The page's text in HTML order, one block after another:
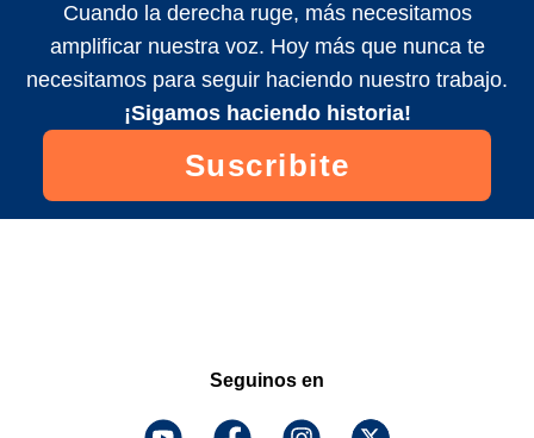
Cuando la derecha ruge, más necesitamos
amplificar nuestra voz. Hoy más que nunca te
necesitamos para seguir haciendo nuestro trabajo.
¡Sigamos haciendo historia!
Suscribite
Seguinos en